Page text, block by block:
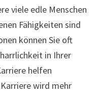
viele edle Menschen
Fähigkeiten sind
können Sie oft
in Ihrer
helfen
wird mehr